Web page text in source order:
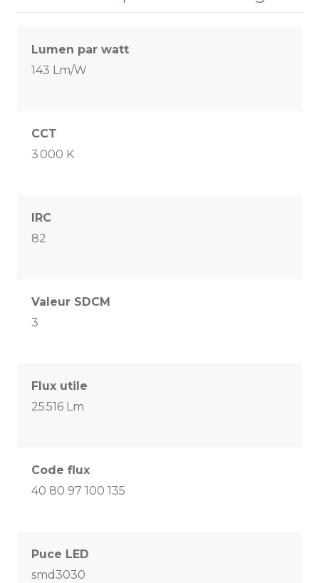
Lumen par watt
143 Lm/W
CCT
3 000 K
IRC
82
Valeur SDCM
3
Flux utile
25 516 Lm
Code flux
40 80 97 100 135
Puce LED
smd3030